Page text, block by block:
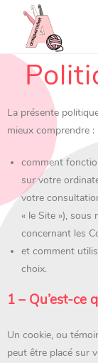
La présente
mieux comprendre :
comment
sur votre
votre
« le Site »), sous
concernant les
et comment
choix.
1 – Qu’est-ce
Un cookie, ou
peut être placé sur